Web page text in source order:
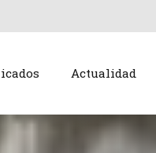
Actualidad